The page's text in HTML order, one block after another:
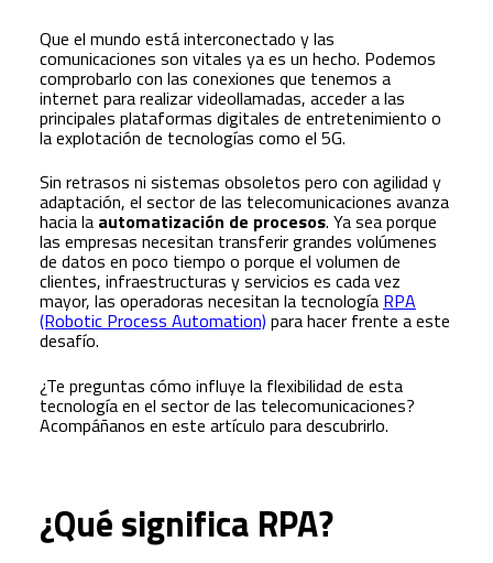
Que el mundo está interconectado y las
comunicaciones son vitales ya es un hecho. Podemos
comprobarlo con las conexiones que tenemos a
internet para realizar videollamadas, acceder a las
principales plataformas digitales de entretenimiento o
la explotación de tecnologías como el 5G.
Sin retrasos ni sistemas obsoletos pero con agilidad y
adaptación, el sector de las telecomunicaciones avanza
hacia la automatización de procesos. Ya sea porque
las empresas necesitan transferir grandes volúmenes
de datos en poco tiempo o porque el volumen de
clientes, infraestructuras y servicios es cada vez
mayor, las operadoras necesitan la tecnología RPA
(Robotic Process Automation) para hacer frente a este
desafío.
¿Te preguntas cómo influye la flexibilidad de esta
tecnología en el sector de las telecomunicaciones?
Acompáñanos en este artículo para descubrirlo.
¿Qué significa RPA?